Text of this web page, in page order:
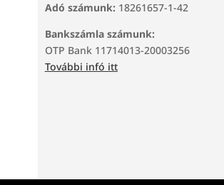
Adó számunk: 18261657-1-42
Bankszámla számunk:
OTP Bank 11714013-20003256
További infó itt